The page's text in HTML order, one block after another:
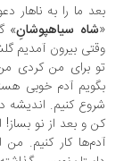
ما را به ناهار دعوت
سیاهپوشانِ»
بیرون آمدیم گلشیری
برای من کردی من اگر
آدم خوبی هستم.
کنیم. اندیشه‌
و بعد از نو بساز! این
کار کنیم. من